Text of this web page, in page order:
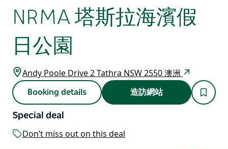
NRMA 塔斯拉海濱假
日公園
Andy Poole Drive 2 Tathra NSW 2550 澳洲
Booking details 造訪網站
Special deal
Don’t miss out on this deal